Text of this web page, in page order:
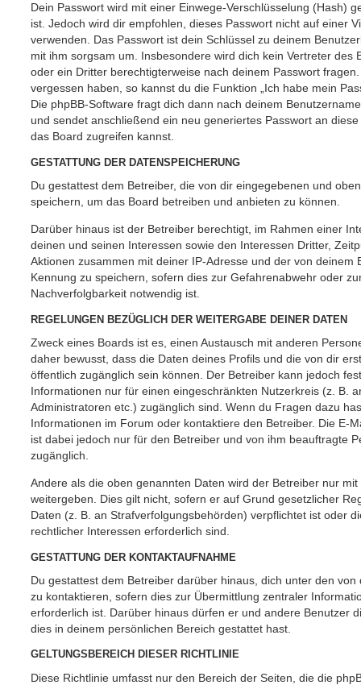
Dein Passwort wird mit einer Einwege-Verschlüsselung (Hash)
ist. Jedoch wird dir empfohlen, dieses Passwort nicht auf einer
verwenden. Das Passwort ist dein Schlüssel zu deinem
mit ihm sorgsam um. Insbesondere wird dich kein Vertreter des
oder ein Dritter berechtigterweise nach deinem Passwort
vergessen haben, so kannst du die Funktion „Ich habe mein
Die phpBB-Software fragt dich dann nach deinem
und sendet anschließend ein neu generiertes Passwort an
das Board zugreifen kannst.
GESTATTUNG DER DATENSPEICHERUNG
Du gestattest dem Betreiber, die von dir eingegebenen und
speichern, um das Board betreiben und anbieten zu können.
Darüber hinaus ist der Betreiber berechtigt, im Rahmen einer
deinen und seinen Interessen sowie den Interessen Dritter,
Aktionen zusammen mit deiner IP-Adresse und der von deinem
Kennung zu speichern, sofern dies zur Gefahrenabwehr oder
Nachverfolgbarkeit notwendig ist.
REGELUNGEN BEZÜGLICH DER WEITERGABE DEINER DATEN
Zweck eines Boards ist es, einen Austausch mit anderen
daher bewusst, dass die Daten deines Profils und die von dir
öffentlich zugänglich sein können. Der Betreiber kann jedoch
Informationen nur für einen eingeschränkten Nutzerkreis (z. B.
Administratoren etc.) zugänglich sind. Wenn du Fragen dazu
Informationen im Forum oder kontaktiere den Betreiber. Die E-
ist dabei jedoch nur für den Betreiber und von ihm beauftragte
zugänglich.
Andere als die oben genannten Daten wird der Betreiber nur
weitergeben. Dies gilt nicht, sofern er auf Grund gesetzlicher
Daten (z. B. an Strafverfolgungsbehörden) verpflichtet ist oder
rechtlicher Interessen erforderlich sind.
GESTATTUNG DER KONTAKTAUFNAHME
Du gestattest dem Betreiber darüber hinaus, dich unter den
zu kontaktieren, sofern dies zur Übermittlung zentraler
erforderlich ist. Darüber hinaus dürfen er und andere Benutzer
dies in deinem persönlichen Bereich gestattet hast.
GELTUNGSBEREICH DIESER RICHTLINIE
Diese Richtlinie umfasst nur den Bereich der Seiten, die die